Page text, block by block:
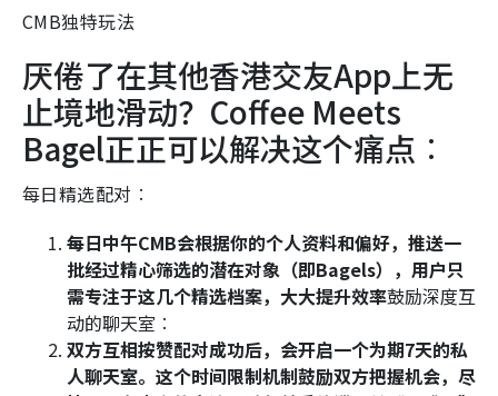
CMB独特玩法
厌倦了在其他香港交友App上无
止境地滑动？Coffee Meets
Bagel正正可以解决这个痛点︰
每日精选配对︰
每日中午CMB会根据你的个人资料和偏好，推送一
批经过精心筛选的潜在对象（即Bagels），用户只
需专注于这几个精选档案，大大提升效率鼓励深度互
动的聊天室︰
双方互相按赞配对成功后，会开启一个为期7天的私
人聊天室。这个时间限制机制鼓励双方把握机会，尽